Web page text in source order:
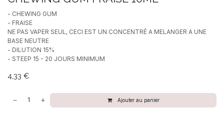
- CHEWING GUM
- FRAISE
NE PAS VAPER SEUL, CECI EST UN CONCENTRÉ A MELANGER A UNE
BASE NEUTRE
- DILUTION 15%
- STEEP 15 - 20 JOURS MINIMUM
4,33 €
Ajouter au panier